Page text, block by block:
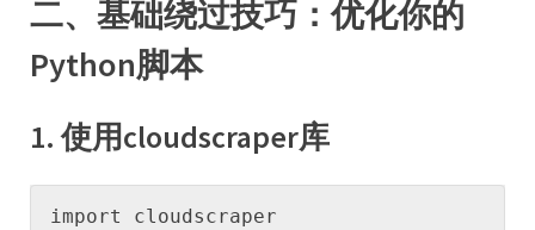
​二、基础绕过技巧：优化你的
Python脚本​
​1. 使用cloudscraper库​
import cloudscraper